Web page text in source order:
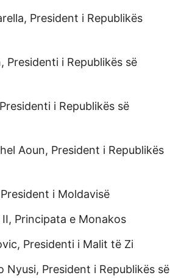
President i Republikës
Presidenti i Republikës së
i Republikës së
Aoun, President i Republikës
i Moldavisë
Principata e Monakos
Presidenti i Malit të Zi
Nyusi, President i Republikës së